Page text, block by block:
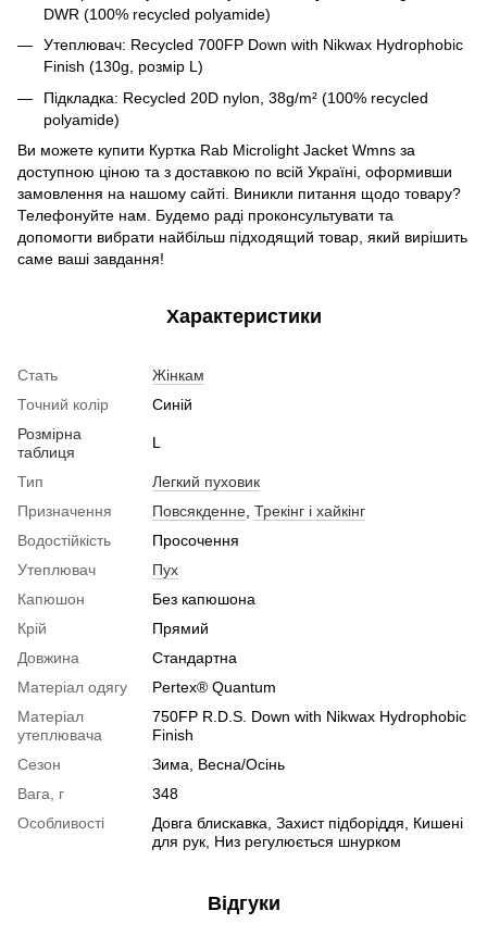
DWR (100% recycled polyamide)
Утеплювач: Recycled 700FP Down with Nikwax Hydrophobic
Finish (130g, розмір L)
Підкладка: Recycled 20D nylon, 38g/m² (100% recycled
polyamide)
Ви можете купити Куртка Rab Microlight Jacket Wmns за
доступною ціною та з доставкою по всій Україні, оформивши
замовлення на нашому сайті. Виникли питання щодо товару?
Телефонуйте нам. Будемо раді проконсультувати та
допомогти вибрати найбільш підходящий товар, який вирішить
саме ваші завдання!
Характеристики
Стать
Жінкам
Точний колір
Синій
Розмірна
таблиця
L
Тип
Легкий пуховик
Призначення
Повсякденне Трекінг і хайкінг
Водостійкість
Просочення
Утеплювач
Пух
Капюшон
Без капюшона
Крій
Прямий
Довжина
Стандартна
Матеріал одягу
Pertex® Quantum
Матеріал
утеплювача
750FP R.D.S. Down with Nikwax Hydrophobic
Finish
Сезон
Зима, Весна/Осінь
Вага, г
348
Особливості
Довга блискавка, Захист підборіддя, Кишені
для рук, Низ регулюється шнурком
Відгуки